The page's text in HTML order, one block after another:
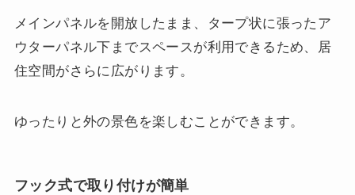
メインパネルを開放したまま、タープ状に張ったア
ウターパネル下までスペースが利用できるため、居
住空間がさらに広がります。
ゆったりと外の景色を楽しむことができます。
フック式で取り付けが簡単